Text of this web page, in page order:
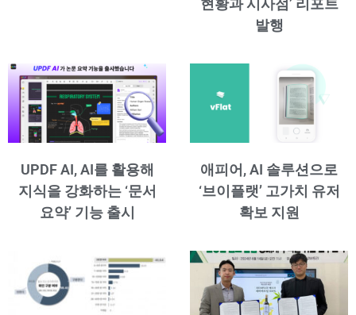
현황과 시사점’ 리포트
발행
UPDF AI, AI를 활용해
지식을 강화하는 ‘문서
요약’ 기능 출시
애피어, AI 솔루션으로
‘브이플랫’ 고가치 유저
확보 지원